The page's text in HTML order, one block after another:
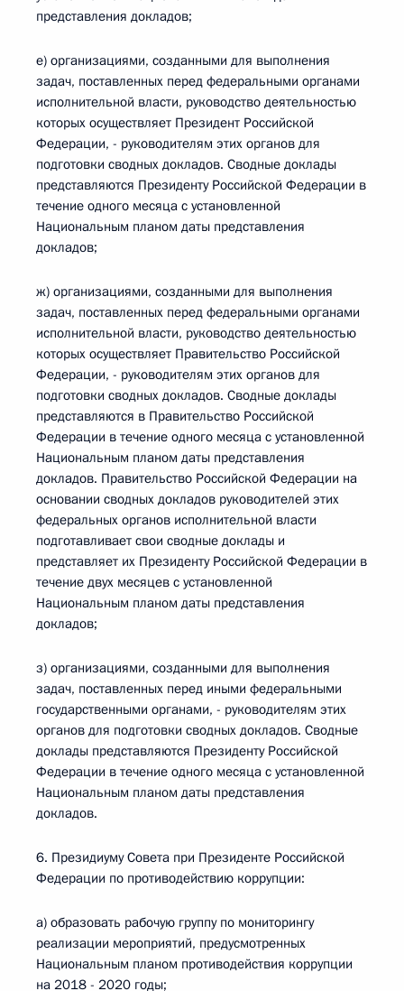
представления докладов;
е) организациями, созданными для выполнения
задач, поставленных перед федеральными органами
исполнительной власти, руководство деятельностью
которых осуществляет Президент Российской
Федерации, - руководителям этих органов для
подготовки сводных докладов. Сводные доклады
представляются Президенту Российской Федерации в
течение одного месяца с установленной
Национальным планом даты представления
докладов;
ж) организациями, созданными для выполнения
задач, поставленных перед федеральными органами
исполнительной власти, руководство деятельностью
которых осуществляет Правительство Российской
Федерации, - руководителям этих органов для
подготовки сводных докладов. Сводные доклады
представляются в Правительство Российской
Федерации в течение одного месяца с установленной
Национальным планом даты представления
докладов. Правительство Российской Федерации на
основании сводных докладов руководителей этих
федеральных органов исполнительной власти
подготавливает свои сводные доклады и
представляет их Президенту Российской Федерации в
течение двух месяцев с установленной
Национальным планом даты представления
докладов;
з) организациями, созданными для выполнения
задач, поставленных перед иными федеральными
государственными органами, - руководителям этих
органов для подготовки сводных докладов. Сводные
доклады представляются Президенту Российской
Федерации в течение одного месяца с установленной
Национальным планом даты представления
докладов.
6. Президиуму Совета при Президенте Российской
Федерации по противодействию коррупции:
а) образовать рабочую группу по мониторингу
реализации мероприятий, предусмотренных
Национальным планом противодействия коррупции
на 2018 - 2020 годы;